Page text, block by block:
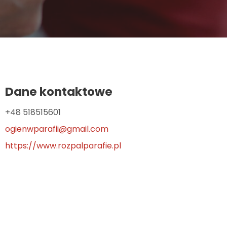
Dane kontaktowe
+48 518515601
ogienwparafii@gmail.com
https://www.rozpalparafie.pl